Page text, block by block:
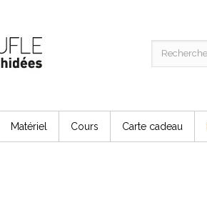
Matériel Cours Carte cadeau